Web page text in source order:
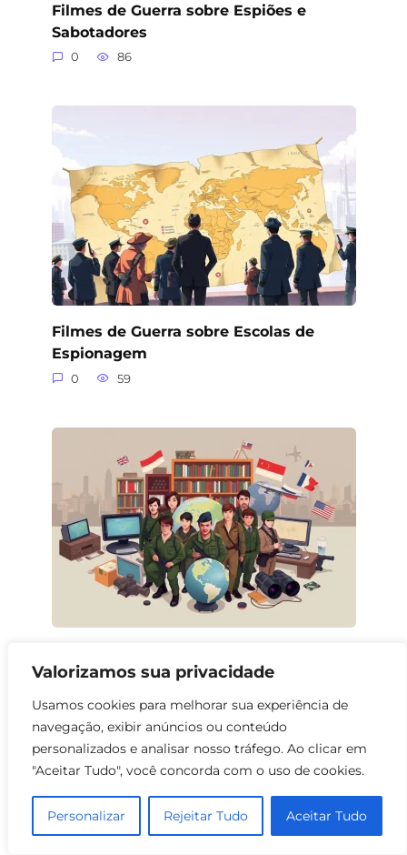
Valorizamos sua privacidade
Usamos cookies para melhorar sua experiência de
navegação, exibir anúncios ou conteúdo
personalizados e analisar nosso tráfego. Ao clicar em
"Aceitar Tudo", você concorda com o uso de cookies.
Personalizar Rejeitar Tudo Aceitar Tudo
Filmes de Guerra sobre Espiões e
Sabotadores
0 86
Filmes de Guerra sobre Escolas de
Espionagem
0 59
Militares
0 66